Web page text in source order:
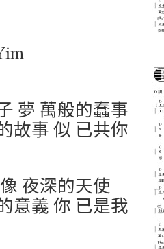
夢 萬般的蠢事
故事 似 已共你
夜深的天使
意義 你 已是我